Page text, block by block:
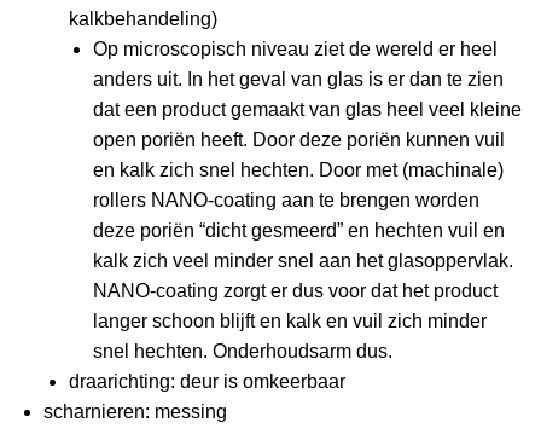
kalkbehandeling)
Op microscopisch niveau ziet de wereld er heel
anders uit. In het geval van glas is er dan te zien
dat een product gemaakt van glas heel veel kleine
open poriën heeft. Door deze poriën kunnen vuil
en kalk zich snel hechten. Door met (machinale)
rollers NANO-coating aan te brengen worden
deze poriën “dicht gesmeerd” en hechten vuil en
kalk zich veel minder snel aan het glasoppervlak.
NANO-coating zorgt er dus voor dat het product
langer schoon blijft en kalk en vuil zich minder
snel hechten. Onderhoudsarm dus.
draarichting: deur is omkeerbaar
scharnieren: messing